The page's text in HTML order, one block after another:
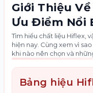
Giới Thiệu
Ưu Điểm Nổi
Tìm hiểu chất liệu Hiflex,
hiện nay. Cùng xem vì
khi nào nên chọn và
Bảng hiệu